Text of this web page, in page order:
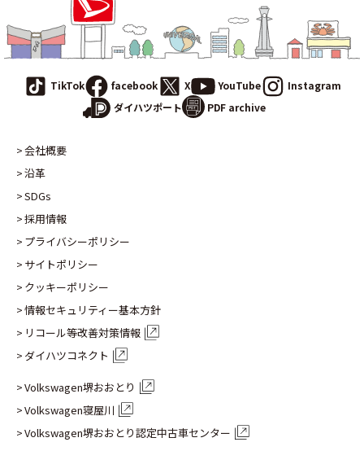
TikTok facebook X YouTube
Instagram
ダイハツポート
PDF archive
会社概要
沿革
SDGs
採用情報
プライバシーポリシー
サイトポリシー
クッキーポリシー
情報セキュリティー基本方針
リコール等改善対策情報
ダイハツコネクト
Volkswagen堺おおとり
Volkswagen寝屋川
Volkswagen堺おおとり認定中古車センター